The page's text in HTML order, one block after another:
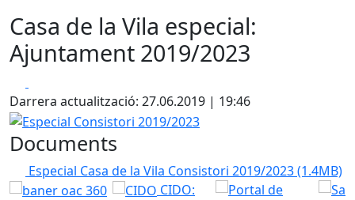
Casa de la Vila especial:
Ajuntament 2019/2023
Darrera actualització: 27.06.2019 | 19:46
Especial Consistori 2019/2023
Documents
Especial Casa de la Vila Consistori 2019/2023(1.4MB)
CIDO: